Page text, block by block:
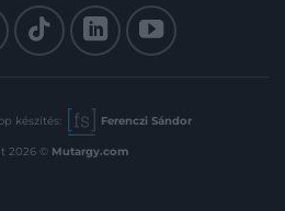
készítés: Ferenczi Sándor
2026 © Mutargy.com